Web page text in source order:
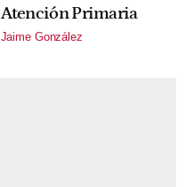
Atención Primaria
Jaime González